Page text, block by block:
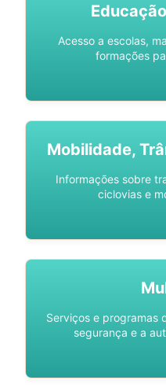
Acesso a escolas,
formações
Mobilidade,
Informações sobre
ciclovias e
Serviços e programas
segurança e a